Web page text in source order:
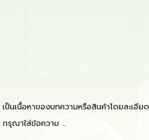
เป็นเนื้อหาของบทความหรือสินค้าโดยละเอียด
กรุณาใส่ข้อความ …